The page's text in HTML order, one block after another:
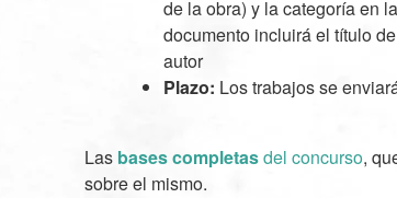
de la obra) y la categoría en
documento incluirá el título
autor
Plazo: Los trabajos se
Las bases completasdel concurso,
sobre el mismo.